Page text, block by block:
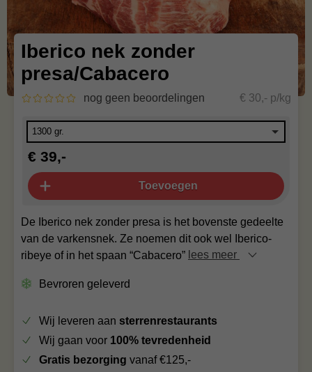
Iberico nek zonder
presa/Cabacero
nog geen beoordelingen € 30,- p/kg
De Iberico nek zonder presa is het bovenste gedeelte
van de varkensnek. Ze noemen dit ook wel Iberico-
ribeye of in het spaan “Cabacero” lees meer
Bevroren geleverd
€ 39,-
Toevoegen
Wij leveren aan sterrenrestaurants
Wij gaan voor 100% tevredenheid
Gratis bezorging vanaf €125,-